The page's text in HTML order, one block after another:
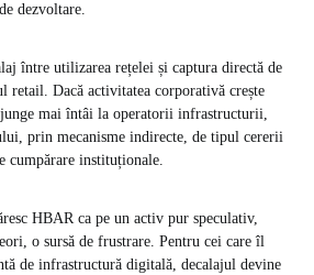
dezvoltare.
între utilizarea rețelei și captura directă de
retail. Dacă activitatea corporativă crește
mai întâi la operatorii infrastructurii,
prin mecanisme indirecte, de tipul cererii
cumpărare instituționale.
HBAR ca pe un activ pur speculativ,
o sursă de frustrare. Pentru cei care îl
de infrastructură digitală, decalajul devine